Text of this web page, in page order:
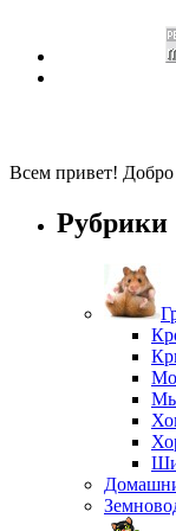
Всем привет!
Рубрики